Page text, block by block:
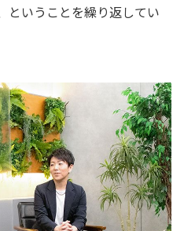
ということを繰り返してい